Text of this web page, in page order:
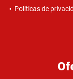
Políticas de